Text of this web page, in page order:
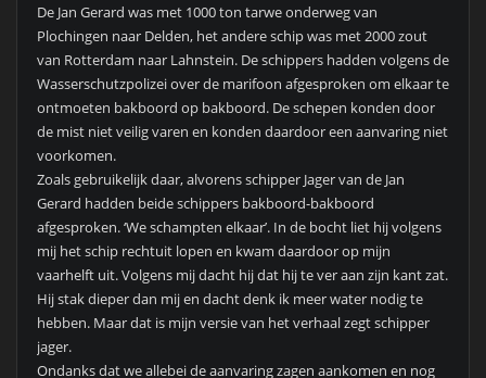
De Jan Gerard was met 1000 ton tarwe onderweg van
Plochingen naar Delden, het andere schip was met 2000 zout
van Rotterdam naar Lahnstein. De schippers hadden volgens de
Wasserschutzpolizei over de marifoon afgesproken om elkaar te
ontmoeten bakboord op bakboord. De schepen konden door
de mist niet veilig varen en konden daardoor een aanvaring niet
voorkomen.
Zoals gebruikelijk daar, alvorens schipper Jager van de Jan
Gerard hadden beide schippers bakboord-bakboord
afgesproken. ‘We schampten elkaar’. In de bocht liet hij volgens
mij het schip rechtuit lopen en kwam daardoor op mijn
vaarhelft uit. Volgens mij dacht hij dat hij te ver aan zijn kant zat.
Hij stak dieper dan mij en dacht denk ik meer water nodig te
hebben. Maar dat is mijn versie van het verhaal zegt schipper
jager.
Ondanks dat we allebei de aanvaring zagen aankomen en nog